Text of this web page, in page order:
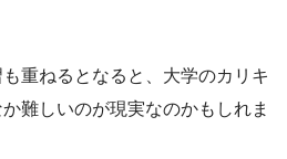
重ねるとなると、大学のカリキ
難しいのが現実なのかもしれま